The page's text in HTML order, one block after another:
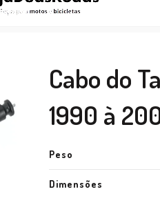
Cabo do Tacômetro NX 150/200 de
Cabo do
1990 à
Peso
Dimensões